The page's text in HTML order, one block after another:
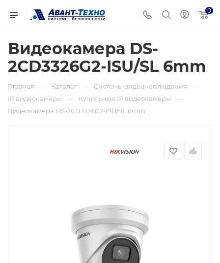
0
Видеокамера DS-
2CD3326G2-ISU/SL 6mm
Главная — Каталог — Системы видеонаблюдения —
IP видеокамеры — Купольные IP видеокамеры —
Видеокамера DS-2CD3326G2-ISU/SL 6mm